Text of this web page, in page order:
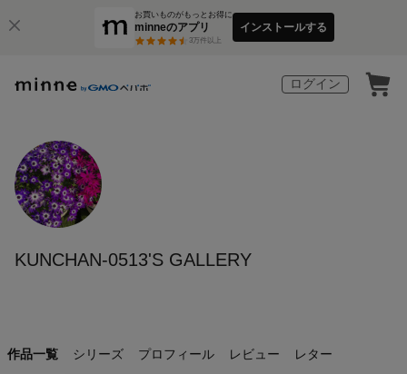
お買いものがもっとお得に
minneのアプリ
3万件以上
インストールする
ログイン
KUNCHAN-0513'S GALLERY
作品一覧 シリーズ プロフィール レビュー レター